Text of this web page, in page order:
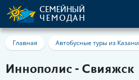
СЕМЕЙНЫЙ
ЧЕМОДАН
Главная Автобусные туры из Казани
Иннополис - Свияжск